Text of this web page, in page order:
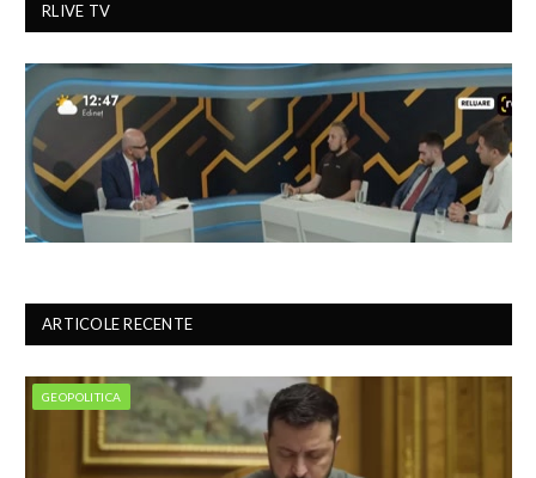
RLIVE TV
ARTICOLE RECENTE
GEOPOLITICA